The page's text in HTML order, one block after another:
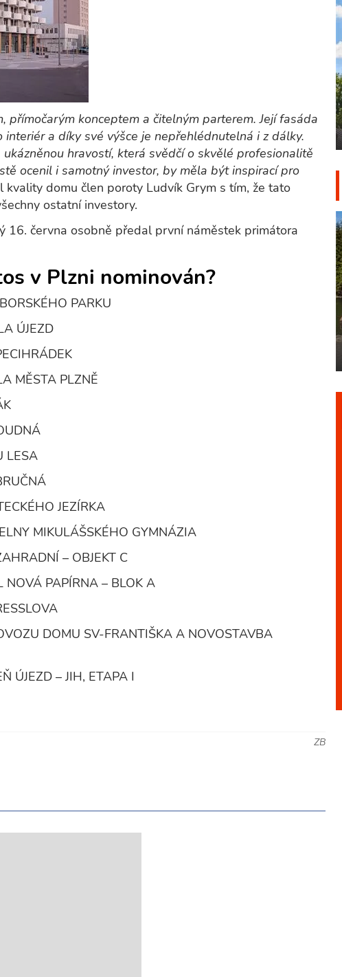
přímočarým konceptem a čitelným parterem. Její fasáda
a díky své výšce je nepřehlédnutelná i z dálky.
hravostí, která svědčí o skvělé profesionalitě
ocenil i samotný investor, by měla být inspirací pro
kvality domu člen poroty Ludvík Grym s tím, že tato
ostatní investory.
16. června osobně předal první náměstek primátora
v Plzni nominován?
PARKU
ÚJEZD
MĚSTA PLZNĚ
LESA
JEZÍRKA
MIKULÁŠSKÉHO GYMNÁZIA
– OBJEKT C
PAPÍRNA – BLOK A
DOMU SV-FRANTIŠKA A NOVOSTAVBA
ÚJEZD – JIH, ETAPA I
ZB